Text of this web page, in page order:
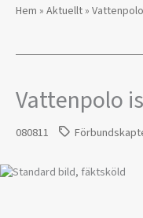
Hem » Aktuellt»
Vattenpolo
080811